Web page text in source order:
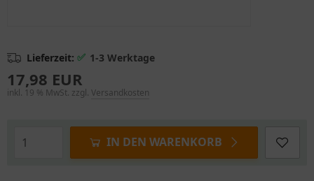
Lieferzeit: ✅ 1-3 Werktage
17,98 EUR
inkl. 19 % MwSt. zzgl. Versandkosten
IN DEN WARENKORB